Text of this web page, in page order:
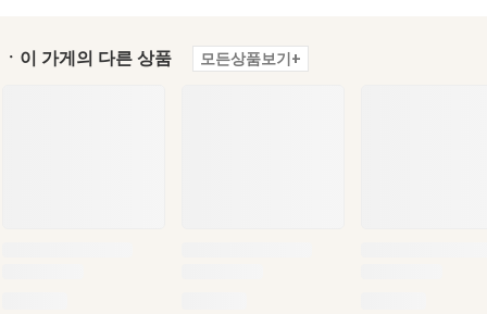
ㆍ이 가게의 다른 상품 모든상품보기+